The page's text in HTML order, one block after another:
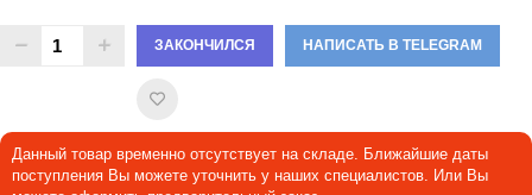
ЗАКОНЧИЛСЯ НАПИСАТЬ В TELEGRAM
Данный товар временно отсутствует на складе. Ближайшие даты
поступления Вы можете уточнить у наших специалистов. Или Вы